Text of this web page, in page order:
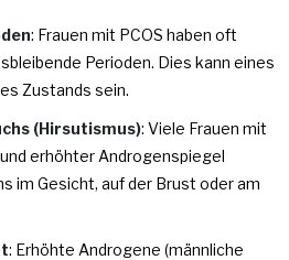
: Frauen mit PCOS haben oft
Perioden. Dies kann eines
Zustands sein.
(Hirsutismus): Viele Frauen mit
erhöhter Androgenspiegel
im Gesicht, auf der Brust oder am
: Erhöhte Androgene (männliche